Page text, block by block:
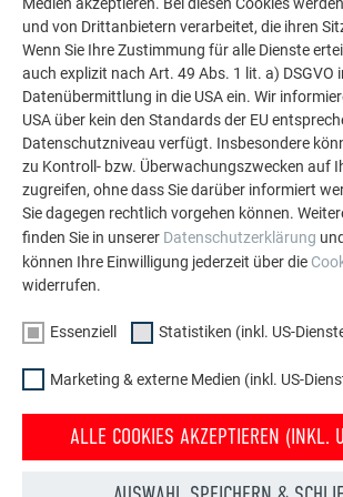
Aluminium eingesetzt werden kann.
weitere beeindruckende Projekte mit
PREFA Aluminiumlösungen für Dach,
Fassade.
MEHR REFERENZEN ANSEHEN
Medien akzeptieren. Bei diesen Cookies
und von Drittanbietern verarbeitet, die ihren
Wenn Sie Ihre Zustimmung für alle Dienste
auch explizit nach Art. 49 Abs. 1 lit. a) DSGVO
Datenübermittlung in die USA ein. Wir
USA über kein den Standards der EU
Datenschutzniveau verfügt. Insbesondere
zu Kontroll- bzw. Überwachungszwecken auf
zugreifen, ohne dass Sie darüber informiert
Sie dagegen rechtlich vorgehen können.
finden Sie in unserer Datenschutzerklärung
können Ihre Einwilligung jederzeit über die
widerrufen.
Essenziell Statistiken (inkl. US-
Marketing & externe Medien (inkl. US-
ALLE COOKIES AKZEPTIEREN (INKL.